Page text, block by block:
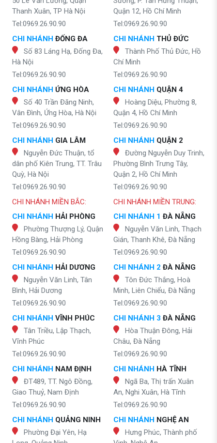
Thanh Xuân, TP Hà Nội
Tel:0969.26.90.90
CHI NHÁNH ĐỐNG ĐA
Số 83 Láng Hạ, Đống Đa,
Hà Nội
Tel:0969.26.90.90
CHI NHÁNH ỨNG HÒA
Số 40 Trần Đăng Ninh,
Vân Đình, Ứng Hòa, Hà Nội
Tel:0969.26.90.90
CHI NHÁNH GIA LÂM
Nguyễn Đức Thuận, tổ
dân phố Kiên Trung, TT. Trâu
Quỳ, Hà Nội
Tel:0969.26.90.90
Quận 12, Hồ Chí Minh
Tel:0969.26.90.90
CHI NHÁNH THỦ ĐỨC
Thành Phố Thủ Đức, Hồ
Chí Minh
Tel:0969.26.90.90
CHI NHÁNH QUẬN 4
Hoàng Diệu, Phường 8,
Quận 4, Hồ Chí Minh
Tel:0969.26.90.90
CHI NHÁNH QUẬN 2
Đường Nguyễn Duy Trinh,
Phường Bình Trưng Tây,
Quận 2, Hồ Chí Minh
Tel:0969.26.90.90
CHI NHÁNH MIỀN BẮC:
CHI NHÁNH HẢI PHÒNG
Phường Thượng Lý, Quận
Hồng Bàng, Hải Phòng
Tel:0969.26.90.90
CHI NHÁNH HẢI DƯƠNG
Nguyễn Văn Linh, Tân
Bình, Hải Dương
Tel:0969.26.90.90
CHI NHÁNH VĨNH PHÚC
Tân Triều, Lập Thạch,
Vĩnh Phúc
Tel:0969.26.90.90
CHI NHÁNH NAM ĐỊNH
ĐT489, TT. Ngô Đồng,
Giao Thuỷ, Nam Định
Tel:0969.26.90.90
CHI NHÁNH QUẢNG NINH
Phường Đại Yên, Hạ
CHI NHÁNH MIỀN TRUNG:
CHI NHÁNH 1 ĐÀ NẴNG
Nguyễn Văn Linh, Thạch
Gián, Thanh Khê, Đà Nẵng
Tel:0969.26.90.90
CHI NHÁNH 2 ĐÀ NẴNG
Tôn Đức Thắng, Hoà
Minh, Liên Chiểu, Đà Nẵng
Tel:0969.26.90.90
CHI NHÁNH 3 ĐÀ NẴNG
Hòa Thuận Đông, Hải
Châu, Đà Nẵng
Tel:0969.26.90.90
CHI NHÁNH HÀ TĨNH
Ngã Ba, Thị trấn Xuân
An, Nghi Xuân, Hà Tĩnh
Tel:0969.26.90.90
CHI NHÁNH NGHỆ AN
Hưng Phúc, Thành phố